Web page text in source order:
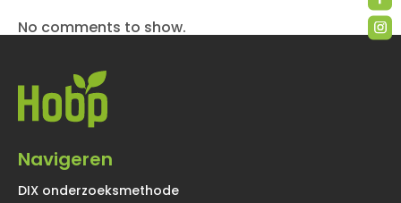
No comments to show.
Navigeren
DIX onderzoeksmethode